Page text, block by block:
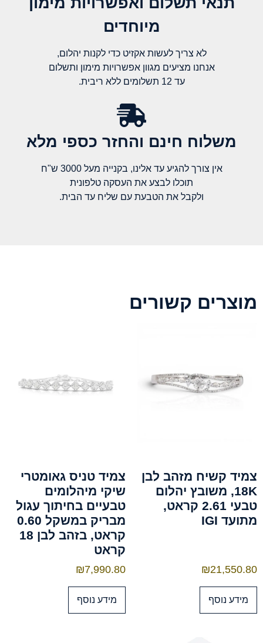
מיוחדים
לא צריך לעשות אקזיט כדי לקנות יהלום,
אנחנו מציעים מגוון אפשרויות מימון ותשלום
עד 12 תשלומים ללא ריבית.
משלוח חינם והחזר כספי מלא​
אין צורך להגיע עד אלינו, בקנייה מעל 3000 ש"ח
תוכלו לבצע את העסקה טלפונית
ולקבל את הטבעת עם שליח עד הבית.
מוצרים קשורים
צמיד קשיח מזהב לבן
18K, משובץ יהלום
טבעי 2.61 קראט,
מתועד IGI
₪21,550.80
מידע נוסף
צמיד טניס גאומטרי
שיקי מיהלומים
טבעיים בחיתוך עגול
מבריק במשקל 0.60
קראט, בזהב לבן 18
קראט
₪7,990.80
מידע נוסף